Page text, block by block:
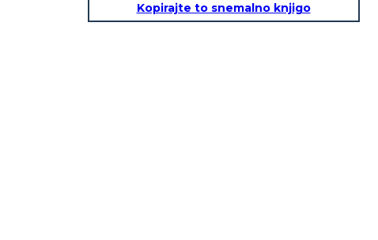
Kopirajte to snemalno knjigo